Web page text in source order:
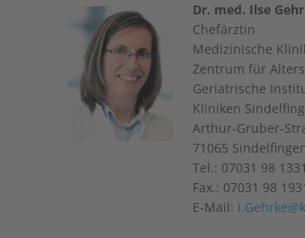
Dr. med. Ilse
Chefärztin
Medizinische
Zentrum für
Geriatrische
Kliniken
Arthur-Gruber-
71065
Tel.: 07031 98
Fax.: 07031 98
E-Mail: